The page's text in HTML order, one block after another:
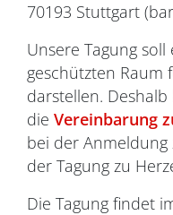
70193 Stuttgart
Unsere Tagung
geschützten Raum
darstellen.
die Vereinbarung
bei der
der Tagung zu
Die Tagung findet